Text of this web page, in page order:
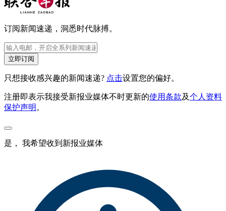
订阅新闻速递，洞悉时代脉搏。
立即订阅
只想接收感兴趣的新闻速递? 点击设置您的偏好。
注册即表示我接受新报业媒体不时更新的使用条款及个人资料
保护声明 。
是， 我希望收到新报业媒体